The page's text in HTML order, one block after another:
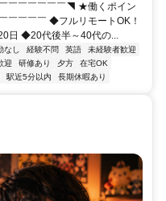
￣￣￣￣￣￣◥ ★働くポイン
￣￣￣￣ ◆フルリモートOK！
日 ◆20代後半～40代の...
なし 経験不問 英語
未経験者歓迎
迎 研修あり 夕方
在宅OK
駅近5分以内 長期休暇あり